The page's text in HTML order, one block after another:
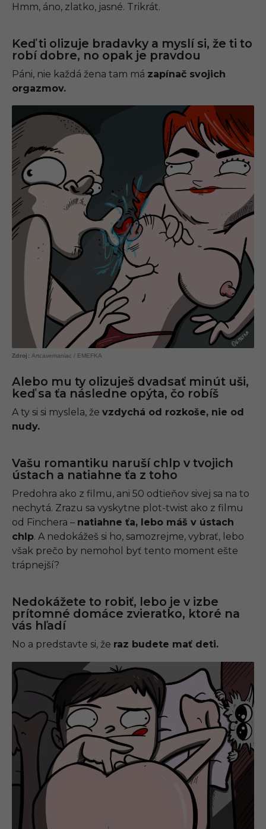
Hmm, áno, zlatko, jasné. Trikrát.
Keď ti olizuje bradavky a myslí si, že ti to
robí dobre, no opak je pravdou
Páni, nie každá žena tam má zapínač svojich
orgazmov.
Artcavemaniac / EMEFKA
Alebo mu ty olizuješ dvadsať minút uši,
keď sa ťa následne opýta, čo robíš
A ty si si myslela, že vzdychá od rozkoše, nie od
nudy.
Vašu romantiku naruší chlp v tvojich
ústach a natiahne ťa z toho
Predohra ako z filmu, ani 50 odtieňov sivej sa na to
nechytá. Zrazu sa vyskytne plot-twist ako z filmu
od Finchera – natiahne ťa, lebo máš v ústach
chlp. A nedokážeš si ho, samozrejme, vybrať, lebo
však prečo by nemohol byť tento moment ešte
trápnejší?
Nedokážete to robiť, lebo je v izbe
prítomné domáce zvieratko, ktoré na
vás hľadí
No a predstavte si, že raz budete mať deti.